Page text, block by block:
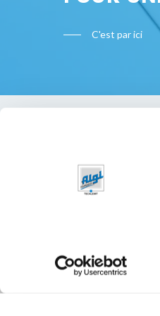
C'est par ici